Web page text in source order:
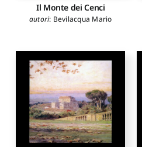
Il Monte dei Cenci
autori: Bevilacqua Mario